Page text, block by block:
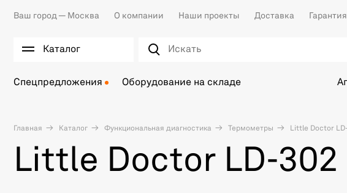
Ваш город — Москва О компании Наши проекты Доставка Гарантия
Каталог
Спецпредложения Оборудование на складе
Главная Каталог Функциональная диагностика Термометры Little Doctor
Little Doctor LD-302